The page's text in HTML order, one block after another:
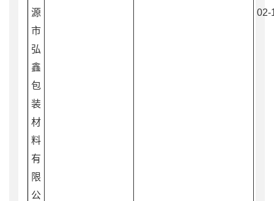
源
市
弘
鑫
包
装
材
料
有
限
公
02-